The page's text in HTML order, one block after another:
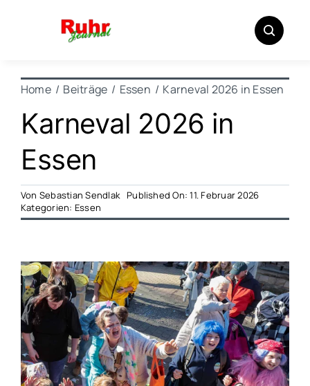
Home Beiträge Essen Karneval 2026 in Essen
Karneval 2026 in
Essen
Von Sebastian Sendlak Published On: 11. Februar 2026
Kategorien: Essen